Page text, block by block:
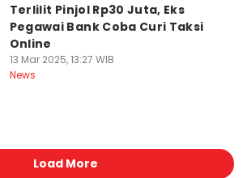
Terlilit Pinjol Rp30 Juta, Eks
Pegawai Bank Coba Curi Taksi
Online
13 Mar 2025, 13:27 WIB
News
Load More